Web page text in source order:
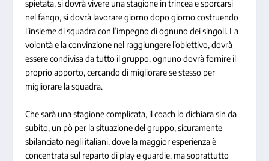
spietata, si dovrà vivere una stagione in trincea e sporcarsi
nel fango, si dovrà lavorare giorno dopo giorno costruendo
l’insieme di squadra con l’impegno di ognuno dei singoli. La
volontà e la convinzione nel raggiungere l’obiettivo, dovrà
essere condivisa da tutto il gruppo, ognuno dovrà fornire il
proprio apporto, cercando di migliorare se stesso per
migliorare la squadra.
Che sarà una stagione complicata, il coach lo dichiara sin da
subito, un pò per la situazione del gruppo, sicuramente
sbilanciato negli italiani, dove la maggior esperienza è
concentrata sul reparto di play e guardie, ma soprattutto